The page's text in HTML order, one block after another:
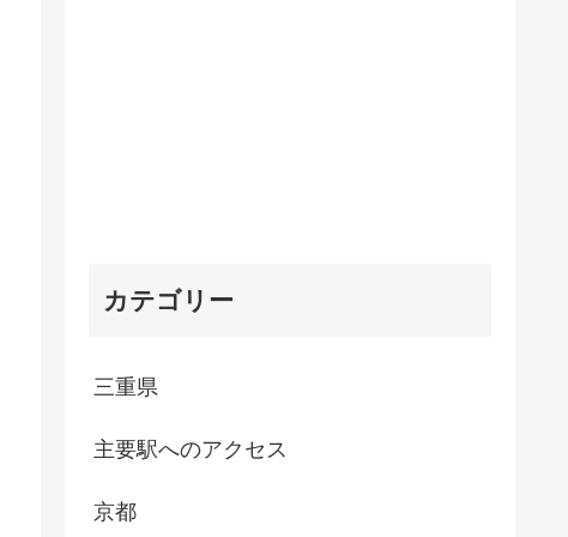
カテゴリー
三重県
主要駅へのアクセス
京都